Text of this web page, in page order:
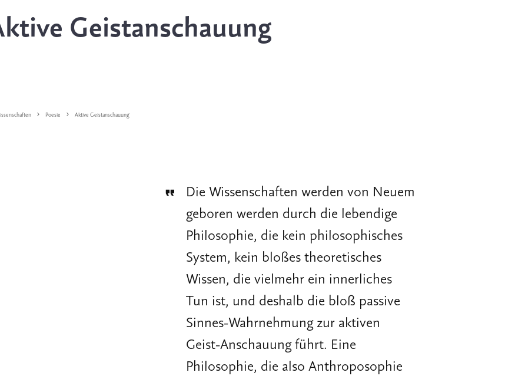
Geistanschauung
Poesie Aktive Geistanschauung
Die Wissenschaften werden von Neuem
geboren werden durch die lebendige
Philosophie, die kein philosophisches
System, kein bloßes theoretisches
Wissen, die vielmehr ein innerliches
Tun ist, und deshalb die bloß passive
Sinnes-Wahrnehmung zur aktiven
Geist-Anschauung führt. Eine
Philosophie, die also Anthroposophie